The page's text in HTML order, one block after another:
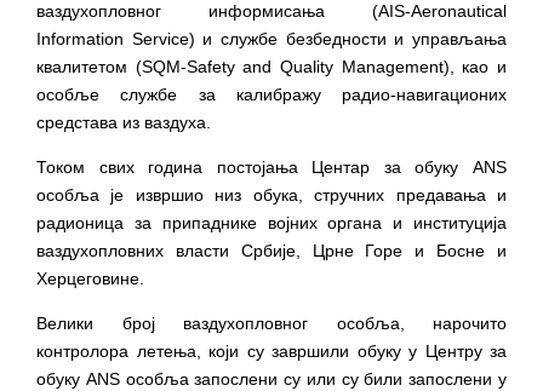
ваздухопловног информисања (AIS-Aeronautical
Information Service) и службе безбедности и управљања
квалитетом (SQM-Safety and Quality Management), као и
особље службе за калибражу радио-навигационих
средстава из ваздуха.
Током свих година постојања Центар за обуку ANS
особља је извршио низ обука, стручних предавања и
радионица за припаднике војних органа и институција
ваздухопловних власти Србије, Црне Горе и Босне и
Херцеговине.
Велики број ваздухопловног особља, нарочито
контролора летења, који су завршили обуку у Центру за
обуку ANS особља запослени су или су били запослени у